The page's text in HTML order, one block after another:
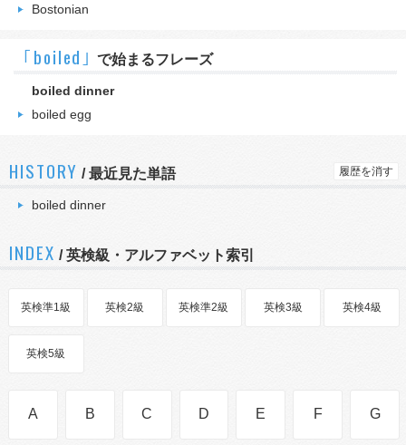
Bostonian
｢boiled｣ で始まるフレーズ
boiled dinner
boiled egg
HISTORY /最近見た単語 履歴を消す
boiled dinner
INDEX / 英検級・アルファベット索引
英検準1級 英検2級 英検準2級 英検3級 英検4級
英検5級
A B C D E F G